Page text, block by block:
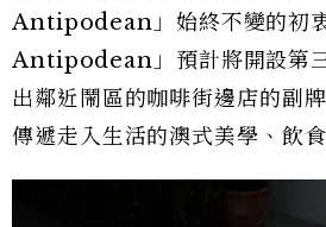
Antipodean」始終不變的初
Antipodean」預計將開設第
出鄰近鬧區的咖啡街邊店的副
傳遞走入生活的澳式美學、飲